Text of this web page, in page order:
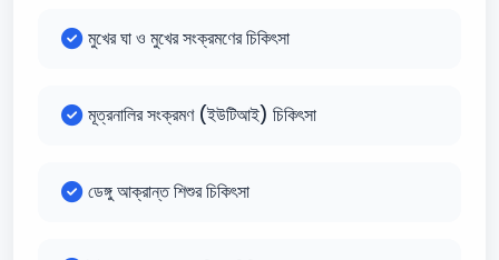
মুখের ঘা ও মুখের সংক্রমণের চিকিৎসা
মূত্রনালির সংক্রমণ (ইউটিআই) চিকিৎসা
ডেঙ্গু আক্রান্ত শিশুর চিকিৎসা